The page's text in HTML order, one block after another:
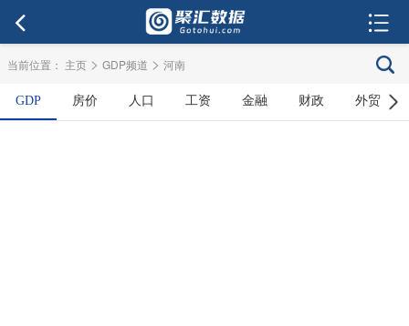
当前位置： 主页 > GDP频道 > 河南
GDP 房价 人口 工资 金融 财政 外贸